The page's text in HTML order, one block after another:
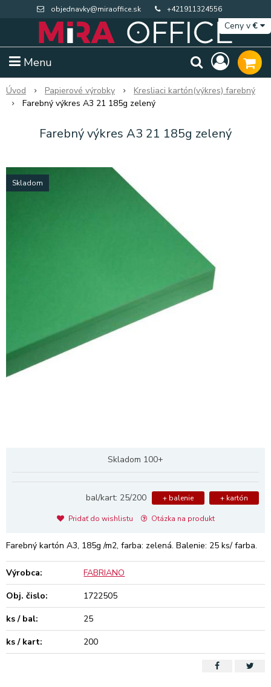
objednavky@miraoffice.sk +421911324556
Menu
Ceny v€
Úvod Papierové výrobky
Kresliaci kartón(výkres) farebný
Farebný výkres A3 21 185g zelený
Farebný výkres A3 21 185g zelený
Skladom
Skladom 100+
bal/kart: 25/200 + balenie + kartón
Pridať do wishlistu Otázka na produkt
Farebný kartón A3, 185g /m2, farba: zelená. Balenie: 25 ks/ farba.
Výrobca:
FABRIANO
Obj. čislo:
1722505
ks / bal:
25
ks / kart:
200